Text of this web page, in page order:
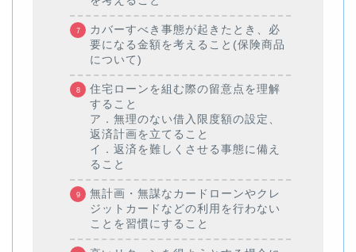
カバーすべき事態が起きたとき、必
要になる金額を考えること(保険商品
について)
住宅ローンを組む際の留意点を理解
すること
ア．無理のない借入限度額の設定、
返済計画を立てること
イ．返済を難しくさせる事態に備え
ること
無計画・無謀なカードローンやクレ
ジットカードなどの利用を行わない
ことを習慣にすること